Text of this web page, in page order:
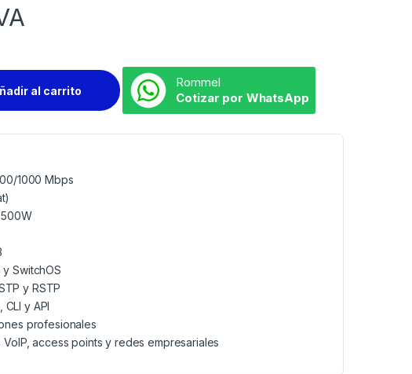
al carrito
Rommel
Cotizar por WhatsApp
1000 Mbps
SwitchOS
y RSTP
y API
profesionales
access points y redes empresariales